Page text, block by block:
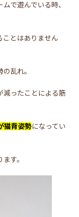
で遊んでいる時、
ことはありません
乱れ。
減ったことによる筋
猫背姿勢になってい
す。